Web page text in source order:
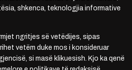
shkenca, teknologjia informative
ngritjes së vetëdijes, sipas
vetëm duke mos i konsideruar
si masë klikuesish. Kjo ka qenë